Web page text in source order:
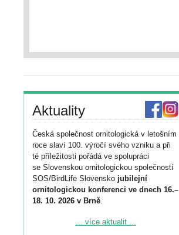
Aktuality
Česká společnost ornitologická v letošním
roce slaví 100. výročí svého vzniku a při
té příležitosti pořádá ve spolupráci
se Slovenskou ornitologickou společností
SOS/BirdLife Slovensko jubilejní
ornitologickou konferenci ve dnech 16.–
18. 10. 2026 v Brně.
Podrobnější informace ke konferenci
... více aktualit ...